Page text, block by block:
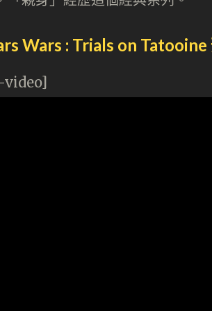
Wars : Trials on Tatooine
video]